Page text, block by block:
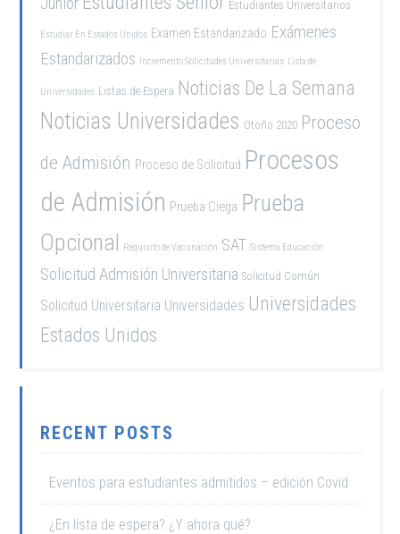
Estudiantes Universitarios
Estudiar En Estados Unidos Examen Estandarizado Exámenes
Estandarizados Incremento Solicitudes Universitarias Lista de
Universidades Listas de Espera Noticias De La Semana
Noticias Universidades Otoño 2020 Proceso
de Admisión Proceso de Solicitud Procesos
de Admisión Prueba Ciega Prueba
Opcional Requisito de Vacunación SAT Sistema Educación
Solicitud Admisión Universitaria Solicitud Común
Solicitud Universitaria Universidades Universidades
Estados Unidos
RECENT POSTS
Eventos para estudiantes admitidos – edición Covid
¿En lista de espera? ¿Y ahora qué?